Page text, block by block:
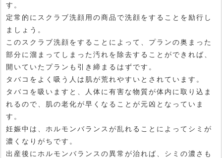
す。
定常的にスクラブ洗顔用の商品で洗顔をすることを励行し
ましょう。
このスクラブ洗顔をすることによって、プランの奥まった
部分に溜まってしまった汚れを除去することができれば、
開いていたプランも引き締まるはずです。
タバコをよく吸う人は肌が荒れやすいとされています。
タバコを吸いますと、人体に有害な物質が体内に取り込ま
れるので、肌の老化が早くなることが元凶となっていま
す。
妊娠中は、ホルモンバランスが乱れることによってシミが
濃くなりがちです。
出産後にホルモンバランスの異常が治れば、シミの濃さも